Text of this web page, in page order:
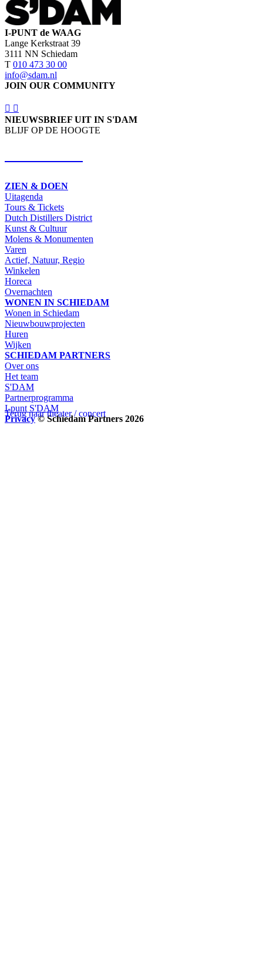
Terug naar theater / concert
I-PUNT de WAAG
Lange Kerkstraat 39
3111 NN Schiedam
T 010 473 30 00
info@sdam.nl
JOIN OUR COMMUNITY
NIEUWSBRIEF UIT IN S'DAM
BLIJF OP DE HOOGTE
ZIEN & DOEN
Uitagenda
Tours & Tickets
Dutch Distillers District
Kunst & Cultuur
Molens & Monumenten
Varen
Actief, Natuur, Regio
Winkelen
Horeca
Overnachten
WONEN IN SCHIEDAM
Wonen in Schiedam
Nieuwbouwprojecten
Huren
Wijken
SCHIEDAM PARTNERS
Over ons
Het team
S'DAM
Partnerprogramma
I-punt S'DAM
Privacy © Schiedam Partners 2026